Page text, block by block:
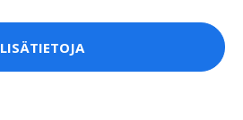
LISÄTIETOJA